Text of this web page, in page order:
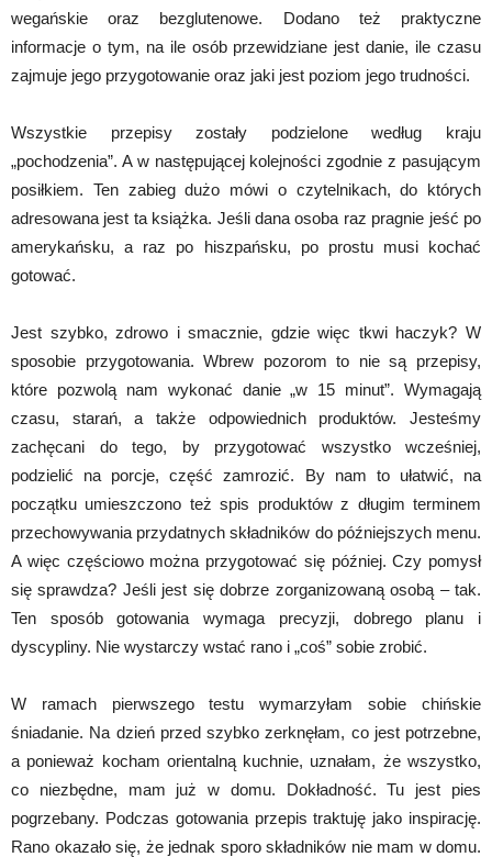
wegańskie oraz bezglutenowe. Dodano też praktyczne
informacje o tym, na ile osób przewidziane jest danie, ile czasu
zajmuje jego przygotowanie oraz jaki jest poziom jego trudności.
Wszystkie przepisy zostały podzielone według kraju
„pochodzenia”. A w następującej kolejności zgodnie z pasującym
posiłkiem. Ten zabieg dużo mówi o czytelnikach, do których
adresowana jest ta książka. Jeśli dana osoba raz pragnie jeść po
amerykańsku, a raz po hiszpańsku, po prostu musi kochać
gotować.
Jest szybko, zdrowo i smacznie, gdzie więc tkwi haczyk? W
sposobie przygotowania. Wbrew pozorom to nie są przepisy,
które pozwolą nam wykonać danie „w 15 minut”. Wymagają
czasu, starań, a także odpowiednich produktów. Jesteśmy
zachęcani do tego, by przygotować wszystko wcześniej,
podzielić na porcje, część zamrozić. By nam to ułatwić, na
początku umieszczono też spis produktów z długim terminem
przechowywania przydatnych składników do późniejszych menu.
A więc częściowo można przygotować się później. Czy pomysł
się sprawdza? Jeśli jest się dobrze zorganizowaną osobą – tak.
Ten sposób gotowania wymaga precyzji, dobrego planu i
dyscypliny. Nie wystarczy wstać rano i „coś” sobie zrobić.
W ramach pierwszego testu wymarzyłam sobie chińskie
śniadanie. Na dzień przed szybko zerknęłam, co jest potrzebne,
a ponieważ kocham orientalną kuchnie, uznałam, że wszystko,
co niezbędne, mam już w domu. Dokładność. Tu jest pies
pogrzebany. Podczas gotowania przepis traktuję jako inspirację.
Rano okazało się, że jednak sporo składników nie mam w domu.